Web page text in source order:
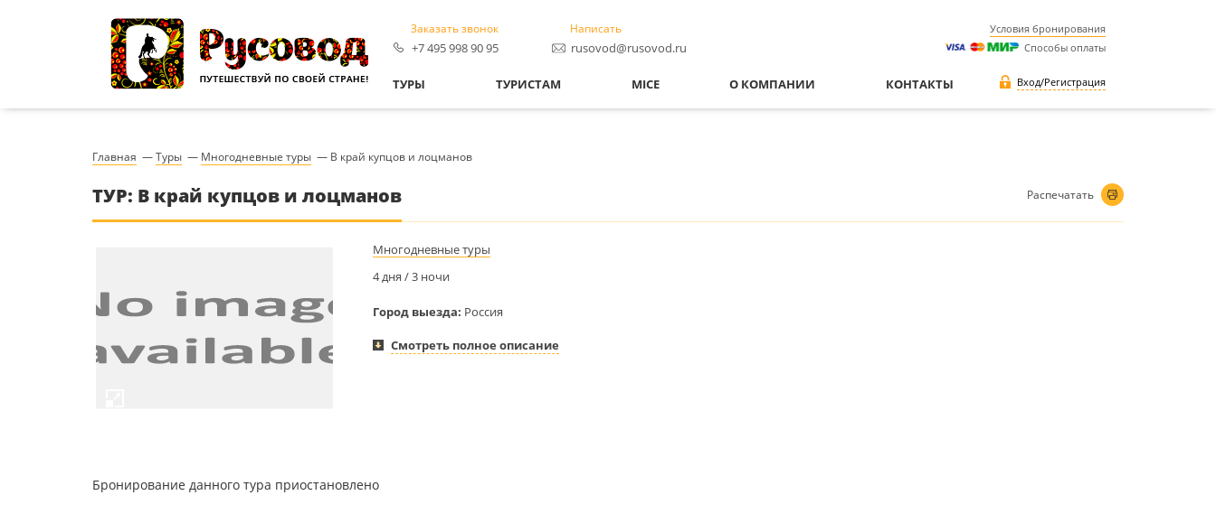
Заказать звонок
+7 495 998 90 95
Написать
rusovod@rusovod.ru
Условия бронирования
Способы оплаты
ТУРЫ ТУРИСТАМ MICE О КОМПАНИИ КОНТАКТЫ Вход/Регистрация
Главная —Туры — Многодневные туры — В край купцов и лоцманов
ТУР: В край купцов и лоцманов Распечатать
Многодневные туры
4 дня / 3 ночи
Город выезда: Россия
Смотреть полное описание
Бронирование данного тура приостановлено